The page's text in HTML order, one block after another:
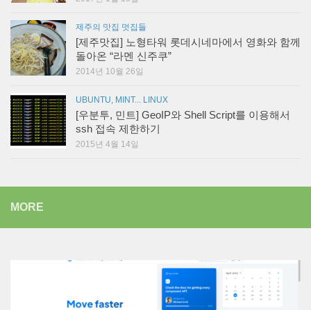
제주의 맛집 멋집들
[제주맛집] 노형타워 롯데시네마에서 영화와 함께
돌아온 “라멘 신주쿠”
2014년 10월 26일
UBUNTU, MINT... LINUX
[우분투, 민트] GeoIP와 Shell Script를 이용해서
ssh 접속 제한하기
2015년 4월 14일
MORE